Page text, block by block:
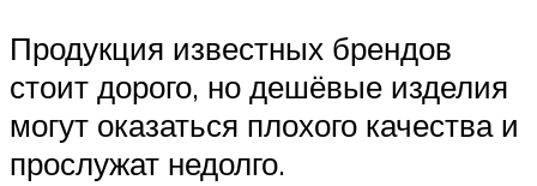
Продукция известных брендов
стоит дорого, но дешёвые изделия
могут оказаться плохого качества и
прослужат недолго.